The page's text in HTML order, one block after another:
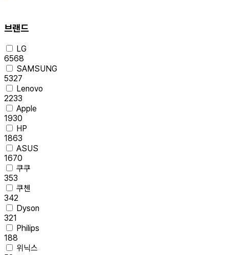
브랜드
LG
6568
SAMSUNG
5327
Lenovo
2233
Apple
1930
HP
1863
ASUS
1670
쿠쿠
353
쿠첸
342
Dyson
321
Philips
188
위닉스